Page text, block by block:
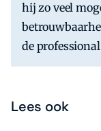
hij zo veel
de
Lees ook